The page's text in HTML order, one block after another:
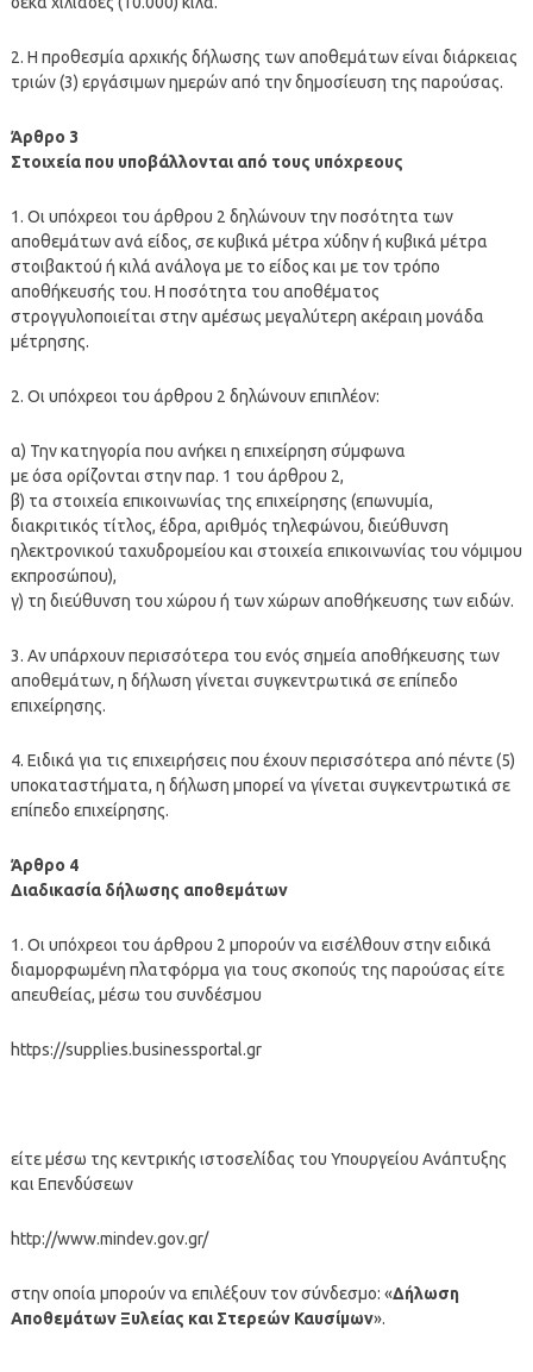
2. Η προθεσμία αρχικής δήλωσης των αποθεμάτων είναι διάρκειας
τριών (3) εργάσιμων ημερών από την δημοσίευση της παρούσας.
Άρθρο 3
Στοιχεία που υποβάλλονται από τους υπόχρεους
1. Οι υπόχρεοι του άρθρου 2 δηλώνουν την ποσότητα των
αποθεμάτων ανά είδος, σε κυβικά μέτρα χύδην ή κυβικά μέτρα
στοιβακτού ή κιλά ανάλογα με το είδος και με τον τρόπο
αποθήκευσής του. Η ποσότητα του αποθέματος
στρογγυλοποιείται στην αμέσως μεγαλύτερη ακέραιη μονάδα
μέτρησης.
2. Οι υπόχρεοι του άρθρου 2 δηλώνουν επιπλέον:
α) Την κατηγορία που ανήκει η επιχείρηση σύμφωνα
με όσα ορίζονται στην παρ. 1 του άρθρου 2,
β) τα στοιχεία επικοινωνίας της επιχείρησης (επωνυμία,
διακριτικός τίτλος, έδρα, αριθμός τηλεφώνου, διεύθυνση
ηλεκτρονικού ταχυδρομείου και στοιχεία επικοινωνίας του νόμιμου
εκπροσώπου),
γ) τη διεύθυνση του χώρου ή των χώρων αποθήκευσης των ειδών.
3. Αν υπάρχουν περισσότερα του ενός σημεία αποθήκευσης των
αποθεμάτων, η δήλωση γίνεται συγκεντρωτικά σε επίπεδο
επιχείρησης.
4. Ειδικά για τις επιχειρήσεις που έχουν περισσότερα από πέντε (5)
υποκαταστήματα, η δήλωση μπορεί να γίνεται συγκεντρωτικά σε
επίπεδο επιχείρησης.
Άρθρο 4
Διαδικασία δήλωσης αποθεμάτων
1. Οι υπόχρεοι του άρθρου 2 μπορούν να εισέλθουν στην ειδικά
διαμορφωμένη πλατφόρμα για τους σκοπούς της παρούσας είτε
απευθείας, μέσω του συνδέσμου
https://supplies.businessportal.gr
είτε μέσω της κεντρικής ιστοσελίδας του Υπουργείου Ανάπτυξης
και Επενδύσεων
http://www.mindev.gov.gr/
στην οποία μπορούν να επιλέξουν τον σύνδεσμο: «Δήλωση
Αποθεμάτων Ξυλείας και Στερεών Καυσίμων».